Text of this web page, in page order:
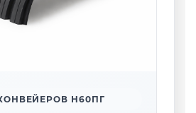
Н60ПГ